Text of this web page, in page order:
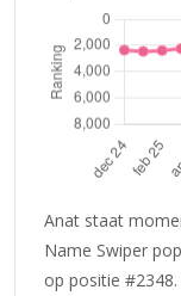
Anat staat
Name Swiper
op positie